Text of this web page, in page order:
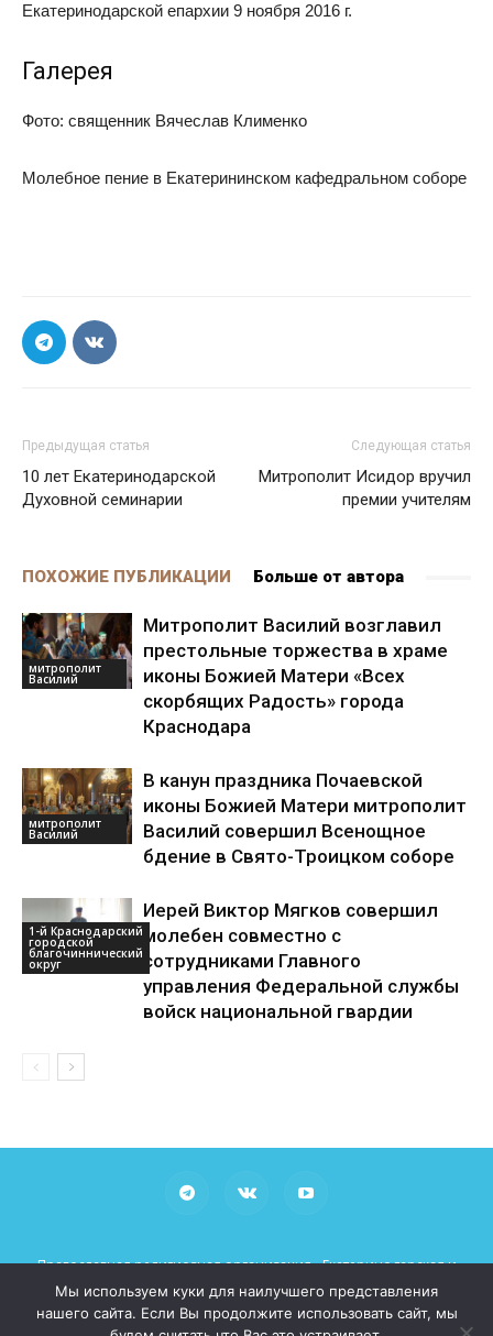
Екатеринодарской епархии 9 ноября 2016 г.
Галерея
Фото: священник Вячеслав Клименко
Молебное пение в Екатерининском кафедральном соборе
Предыдущая статья
10 лет Екатеринодарской
Духовной семинарии
Следующая статья
Митрополит Исидор вручил
премии учителям
ПОХОЖИЕ ПУБЛИКАЦИИ Больше от автора
митрополит
Василий
Митрополит Василий возглавил
престольные торжества в храме
иконы Божией Матери «Всех
скорбящих Радость» города
Краснодара
митрополит
Василий
В канун праздника Почаевской
иконы Божией Матери митрополит
Василий совершил Всенощное
бдение в Свято-Троицком соборе
1-й Краснодарский
городской
благочиннический
округ
Иерей Виктор Мягков совершил
молебен совместно с
сотрудниками Главного
управления Федеральной службы
войск национальной гвардии
Православная религиозная организация «Екатеринодарская и
Кубанская Епархия Русской Православной Церкви (Московский
Патриархат)»
При использовании материалов просьба указывать рабочие
Мы используем куки для наилучшего представления
нашего сайта. Если Вы продолжите использовать сайт, мы